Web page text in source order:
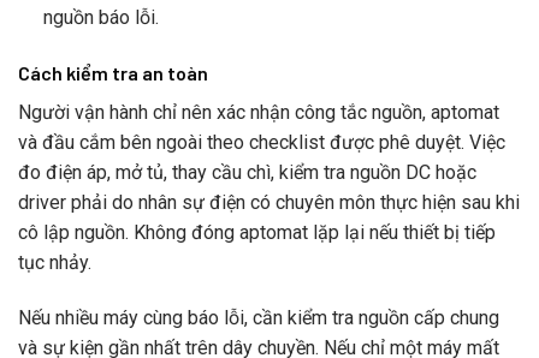
nguồn báo lỗi.
Cách kiểm tra an toàn
Người vận hành chỉ nên xác nhận công tắc nguồn, aptomat
và đầu cắm bên ngoài theo checklist được phê duyệt. Việc
đo điện áp, mở tủ, thay cầu chì, kiểm tra nguồn DC hoặc
driver phải do nhân sự điện có chuyên môn thực hiện sau khi
cô lập nguồn. Không đóng aptomat lặp lại nếu thiết bị tiếp
tục nhảy.
Nếu nhiều máy cùng báo lỗi, cần kiểm tra nguồn cấp chung
và sự kiện gần nhất trên dây chuyền. Nếu chỉ một máy mất